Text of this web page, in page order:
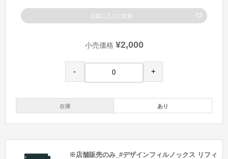
お気に入りに登録
小売価格 ¥2,000
- +
在庫 あり
※店舗販売のみ_#デザインフィルノックス リフィ